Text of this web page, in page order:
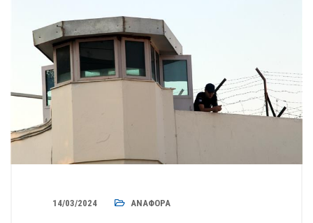
14/03/2024 ΑΝΑΦΟΡΆ